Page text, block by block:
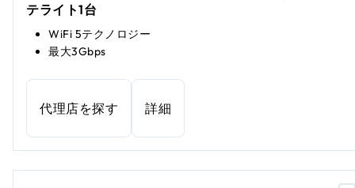
テライト1台
WiFi 5テクノロジー
最大3Gbps
代理店を探す 詳細